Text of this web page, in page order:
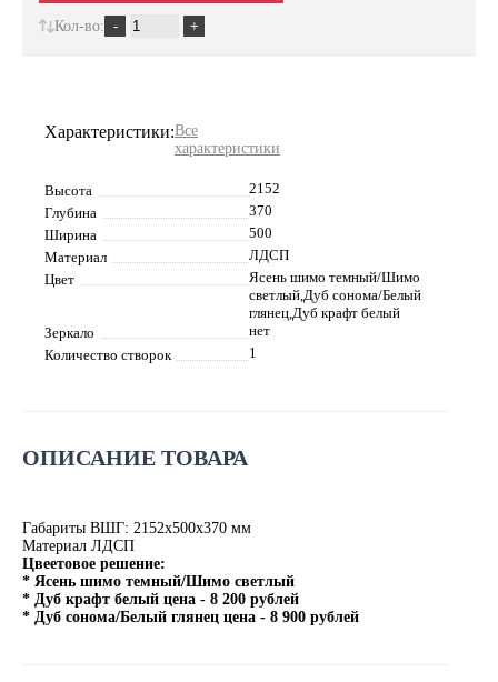
Характеристики:Все
характеристики
Высота
2152
Глубина
370
Ширина
500
Материал
ЛДСП
Цвет
Ясень шимо темный/Шимо
светлый,Дуб сонома/Белый
глянец,Дуб крафт белый
Зеркало
нет
Количество створок
1
ОПИСАНИЕ ТОВАРА
Габариты ВШГ: 2152х500х370 мм
Материал ЛДСП
Цвеетовое решение:
* Ясень шимо темный/Шимо светлый
* Дуб крафт белый цена - 8 200 рублей
* Дуб сонома/Белый глянец цена - 8 900 рублей
Кол-во: